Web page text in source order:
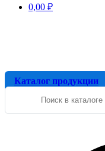
0,00 ₽
Каталог продукции